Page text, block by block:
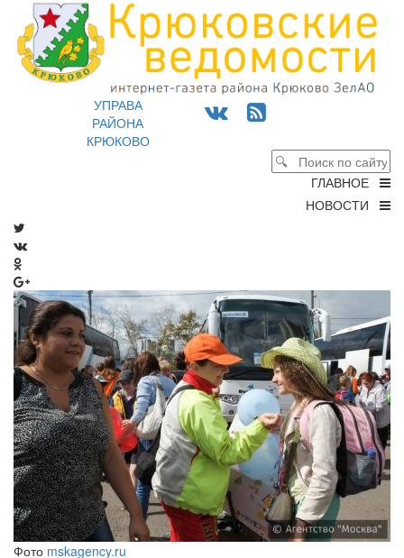
УПРАВА
РАЙОНА
КРЮКОВО
ГЛАВНОЕ
НОВОСТИ
Фото mskagency.ru